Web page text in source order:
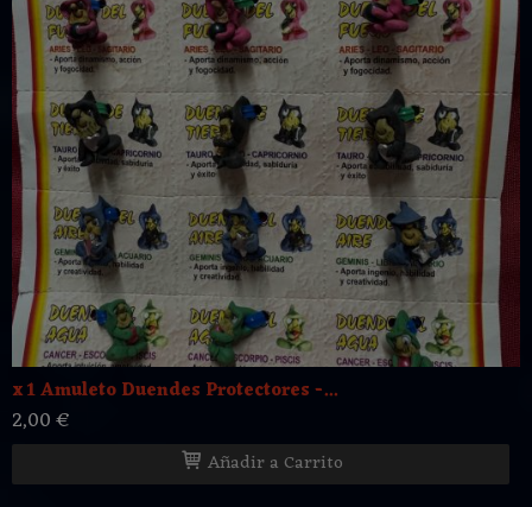
x 1 Amuleto Duendes Protectores -...
2,00 €
Añadir a Carrito